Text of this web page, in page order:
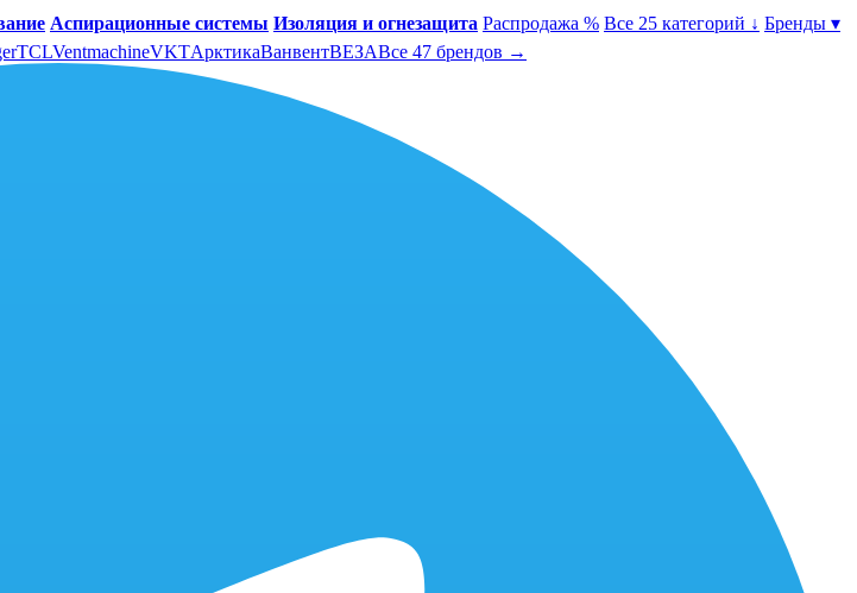
Аспирационные системы Изоляция и огнезащита Распродажа % Все 25 категорий ↓ Бренды ▾
TCLVentmachineVKTАрктикаВанвентВЕЗАВсе 47 брендов →